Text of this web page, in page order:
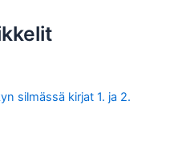
silmässä kirjat 1. ja 2.